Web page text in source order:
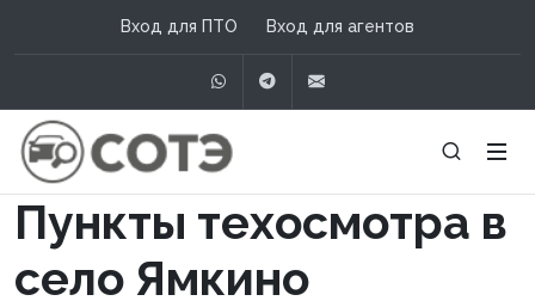
Вход для ПТО Вход для агентов
WhatsAppTelegram
Пункты техосмотра в
село Ямкино